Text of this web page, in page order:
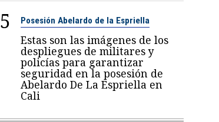
5 Posesión Abelardo de la Espriella
Estas son las imágenes de los
despliegues de militares y
policías para garantizar
seguridad en la posesión de
Abelardo De La Espriella en
Cali